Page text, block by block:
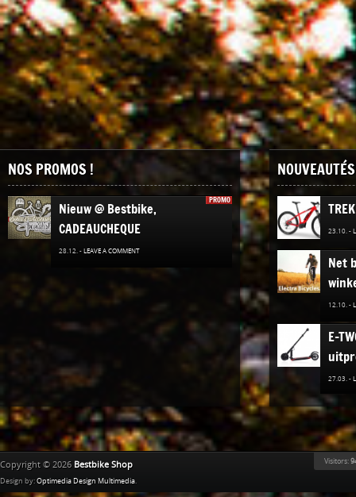
NOS PROMOS !
PROMO
Nieuw @ Bestbike,
CADEAUCHEQUE
28.12. - LEAVE A COMMENT
23.10. -
Net
12.10. -
E-
27.03. -
02.12. -
Copyright © 2026 Bestbike Shop
Design by: Optimedia Design Multimedia.
Visitors: